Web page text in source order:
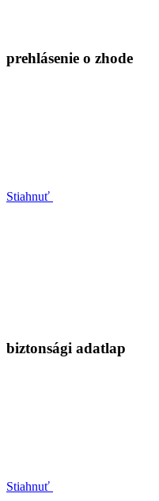
prehlásenie o zhode
Stiahnuť
biztonsági adatlap
Stiahnuť